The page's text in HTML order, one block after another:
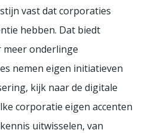
vast dat corporaties
hebben. Dat biedt
meer onderlinge
nemen eigen initiatieven
kijk naar de digitale
corporatie eigen accenten
uitwisselen, van